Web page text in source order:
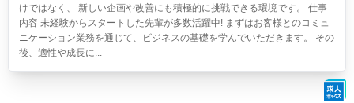
けではなく、 新しい企画や改善にも積極的に挑戦できる環境です。 仕事
内容 未経験からスタートした先輩が多数活躍中! まずはお客様とのコミュ
ニケーション業務を通じて、ビジネスの基礎を学んでいただきます。 その
後、適性や成長に...